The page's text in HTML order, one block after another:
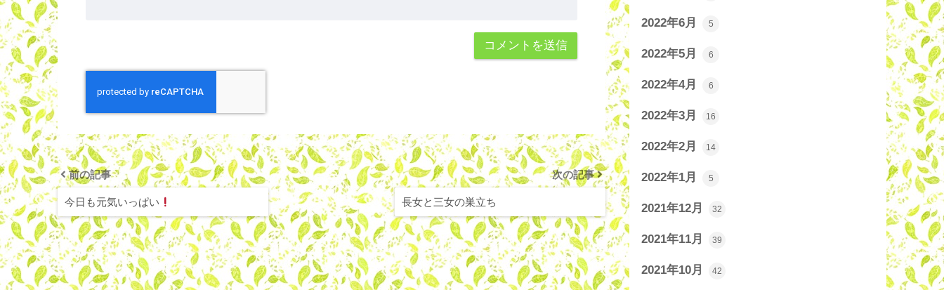
前の記事
今日も元気いっぱい
次の記事
長女と三女の巣立ち
2022年6月 5
2022年5月 6
2022年4月 6
2022年3月 16
2022年2月 14
2022年1月 5
2021年12月 32
2021年11月 39
2021年10月 42